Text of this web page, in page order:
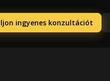
ingyenes konzultációt